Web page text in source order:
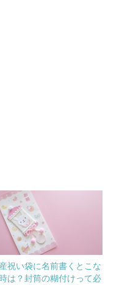
祝い袋に名前書くとこな
は？封筒の糊付けって必